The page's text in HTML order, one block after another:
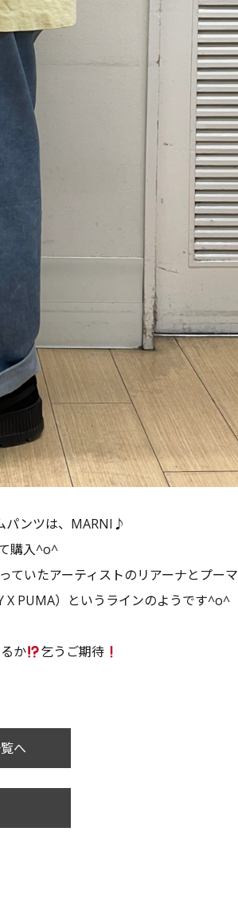
パンツは、MARNI♪
購入^o^
ていたアーティストのリアーナと プーマ
X PUMA）というラインのようです^o^
か 乞うご期待
へ